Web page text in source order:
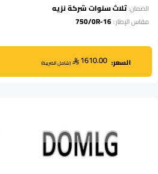
الضمان:ثلاث سنوات شركة نزيه
مقاس الإطار:
750/0R-16
السعر: 1610.00
(شامل الضريبة)